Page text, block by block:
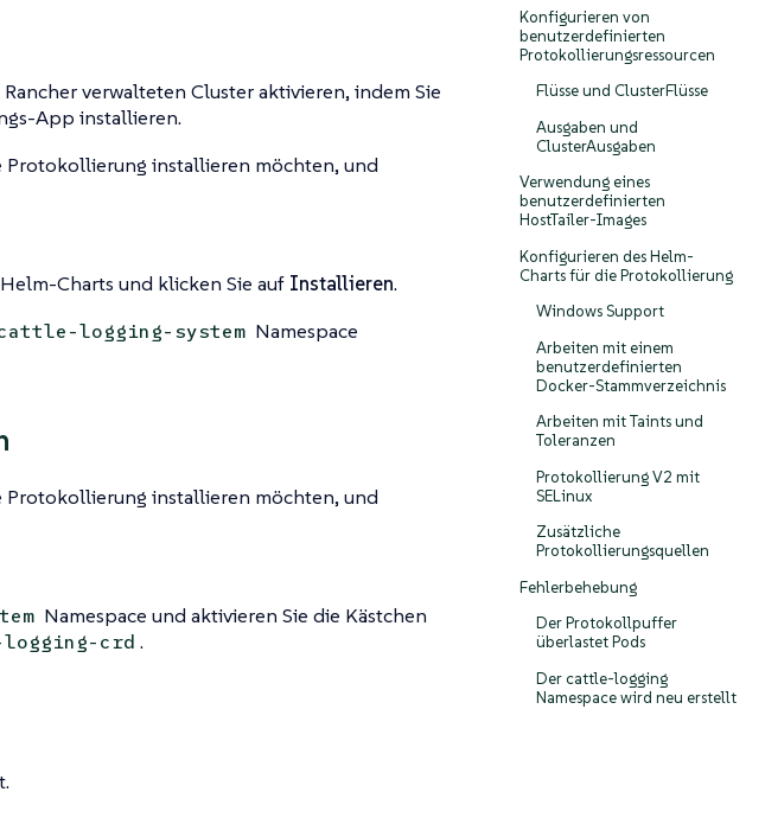
Konfigurieren von
benutzerdefinierten
Protokollierungsressourcen
Flüsse und ClusterFlüsse
Ausgaben und
ClusterAusgaben
Verwendung eines
benutzerdefinierten
HostTailer-Images
Konfigurieren des Helm-
Charts für die Protokollierung
Windows Support
Arbeiten mit einem
benutzerdefinierten
Docker-Stammverzeichnis
Arbeiten mit Taints und
Toleranzen
Protokollierung V2 mit
SELinux
Zusätzliche
Protokollierungsquellen
Fehlerbehebung
Der Protokollpuffer
überlastet Pods
Der cattle-logging
Namespace wird neu erstellt
verwalteten Cluster aktivieren, indem Sie
App installieren.
Protokollierung installieren möchten, und
Charts und klicken Sie auf Installieren.
logging-system Namespace
Protokollierung installieren möchten, und
Namespace und aktivieren Sie die Kästchen
logging-crd .